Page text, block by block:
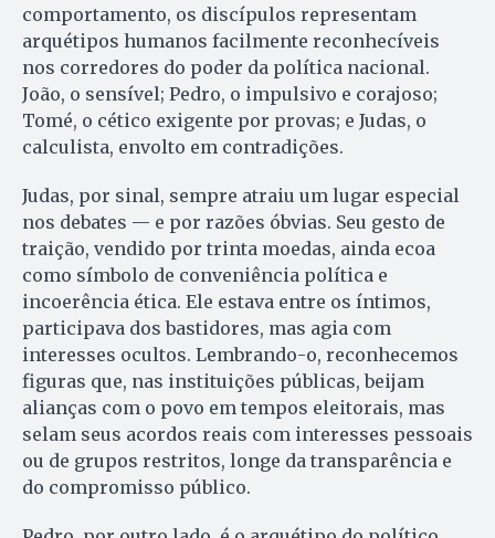
comportamento, os discípulos representam
arquétipos humanos facilmente reconhecíveis
nos corredores do poder da política nacional.
João, o sensível; Pedro, o impulsivo e corajoso;
Tomé, o cético exigente por provas; e Judas, o
calculista, envolto em contradições.
Judas, por sinal, sempre atraiu um lugar especial
nos debates — e por razões óbvias. Seu gesto de
traição, vendido por trinta moedas, ainda ecoa
como símbolo de conveniência política e
incoerência ética. Ele estava entre os íntimos,
participava dos bastidores, mas agia com
interesses ocultos. Lembrando-o, reconhecemos
figuras que, nas instituições públicas, beijam
alianças com o povo em tempos eleitorais, mas
selam seus acordos reais com interesses pessoais
ou de grupos restritos, longe da transparência e
do compromisso público.